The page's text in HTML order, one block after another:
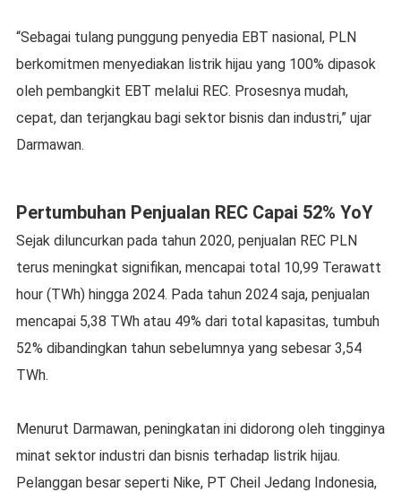
“Sebagai tulang punggung penyedia EBT nasional, PLN
berkomitmen menyediakan listrik hijau yang 100% dipasok
oleh pembangkit EBT melalui REC. Prosesnya mudah,
cepat, dan terjangkau bagi sektor bisnis dan industri,” ujar
Darmawan.
Pertumbuhan Penjualan REC Capai 52% YoY
Sejak diluncurkan pada tahun 2020, penjualan REC PLN
terus meningkat signifikan, mencapai total 10,99 Terawatt
hour (TWh) hingga 2024. Pada tahun 2024 saja, penjualan
mencapai 5,38 TWh atau 49% dari total kapasitas, tumbuh
52% dibandingkan tahun sebelumnya yang sebesar 3,54
TWh.
Menurut Darmawan, peningkatan ini didorong oleh tingginya
minat sektor industri dan bisnis terhadap listrik hijau.
Pelanggan besar seperti Nike, PT Cheil Jedang Indonesia,